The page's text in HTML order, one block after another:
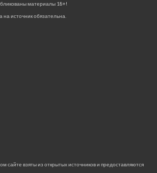
материалы 18+!
источник обязательна.
сайте взяты из открытых источников и предоставляются